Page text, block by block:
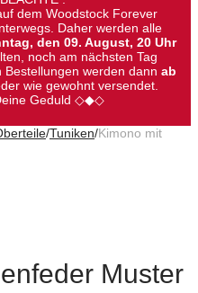
dem Woodstock Forever
Daher werden alle
den 09. August, 20 Uhr
noch am nächsten Tag
werden dann ab
wie gewohnt versendet.
Geduld ◇◆◇
/Tuniken/Kimono mit
Muster